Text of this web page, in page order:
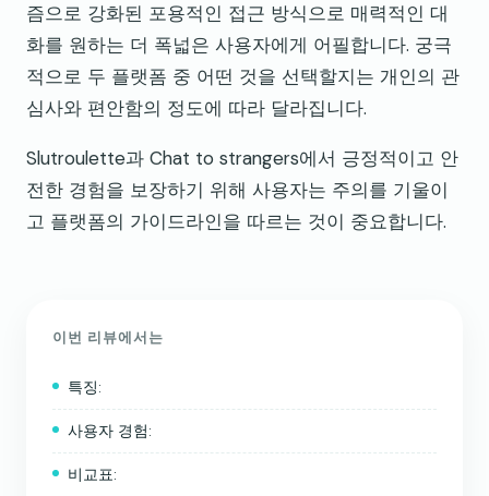
즘으로 강화된 포용적인 접근 방식으로 매력적인 대
화를 원하는 더 폭넓은 사용자에게 어필합니다. 궁극
적으로 두 플랫폼 중 어떤 것을 선택할지는 개인의 관
심사와 편안함의 정도에 따라 달라집니다.
Slutroulette과 Chat to strangers에서 긍정적이고 안
전한 경험을 보장하기 위해 사용자는 주의를 기울이
고 플랫폼의 가이드라인을 따르는 것이 중요합니다.
이번 리뷰에서는
특징:
사용자 경험:
비교표: